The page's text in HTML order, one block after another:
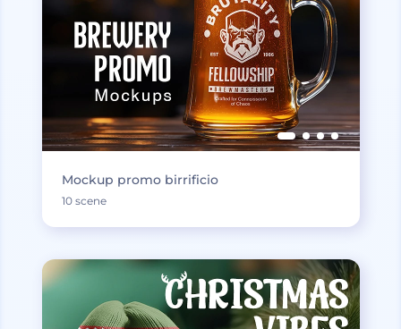
Mockup promo birrificio
10 scene